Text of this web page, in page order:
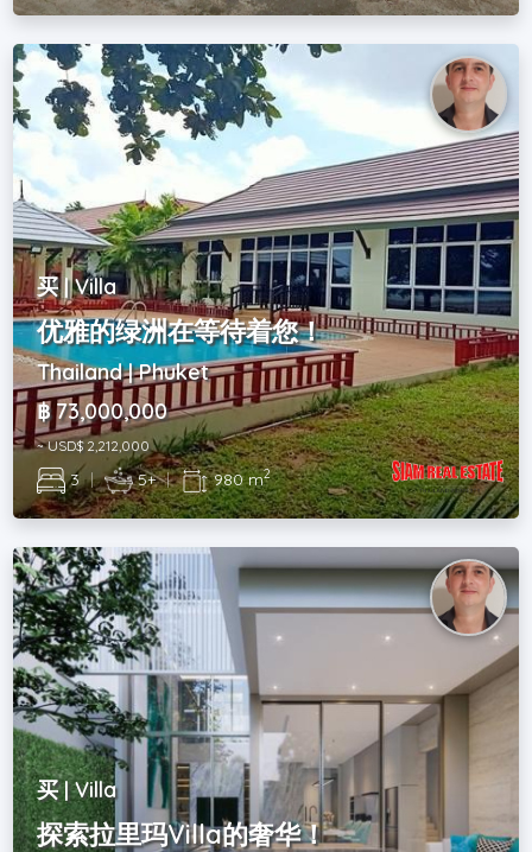
买 | Villa
优雅的绿洲在等待着您！
Thailand | Phuket
฿ 73,000,000
~ USD$ 2,212,000
3 | 5+ | 980 m2
买 | Villa
探索拉里玛Villa的奢华！